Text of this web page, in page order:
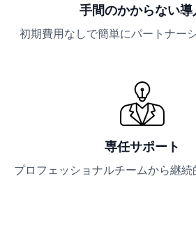
手間のかからない導
初期費用なしで簡単にパートナー
専任サポート
プロフェッショナルチームから継続